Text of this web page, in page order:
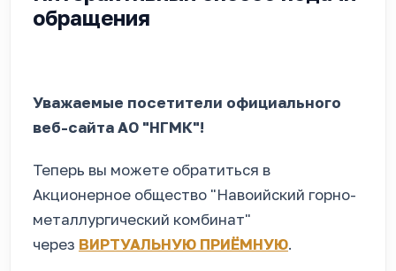
обращения
Уважаемые посетители официального
веб-сайта АО "НГМК"!
Теперь вы можете обратиться в
Акционерное общество "Навоийский горно-
металлургический комбинат"
через ВИРТУАЛЬНУЮ ПРИЁМНУЮ.